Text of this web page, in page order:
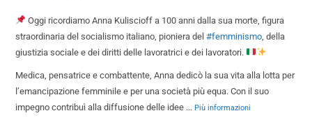
Oggi ricordiamo Anna Kuliscioff a 100 anni dalla sua morte, figura
straordinaria del socialismo italiano, pioniera del#femminismo, della
giustizia sociale e dei diritti delle lavoratrici e dei lavoratori.
Medica, pensatrice e combattente, Anna dedicò la sua vita alla lotta per
l’emancipazione femminile e per una società più equa. Con il suo
impegno contribuì alla diffusione delle idee ... Più informazioni